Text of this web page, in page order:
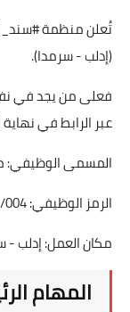
تُعلن منظمة
(إدلب - سرمدا).
فعلى من يجد في
عبر الرابط في
المسمى الوظيفي:
الرمز الوظيفي: SD/MM/004.
مكان العمل: إدلب -
المهام